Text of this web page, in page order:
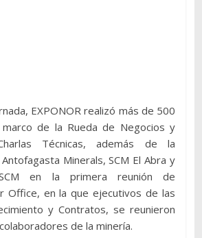
EXPONOR realizó más de 500
de la Rueda de Negocios y
Técnicas, además de la
Minerals, SCM El Abra y
en la primera reunión de
Office, en la que ejecutivos de las
y Contratos, se reunieron
de la minería.